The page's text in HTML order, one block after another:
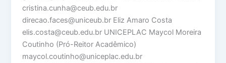
cristina.cunha@ceub.edu.br
direcao.faces@uniceub.br Eliz Amaro Costa
elis.costa@ceub.edu.br UNICEPLAC Maycol Moreira
Coutinho (Pró-Reitor Acadêmico)
maycol.coutinho@uniceplac.edu.br